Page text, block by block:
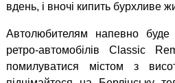
вдень, і вночі кипить бурхливе
Автолюбителям напевно буде
ретро-автомобілів Classic
помилуватися містом з